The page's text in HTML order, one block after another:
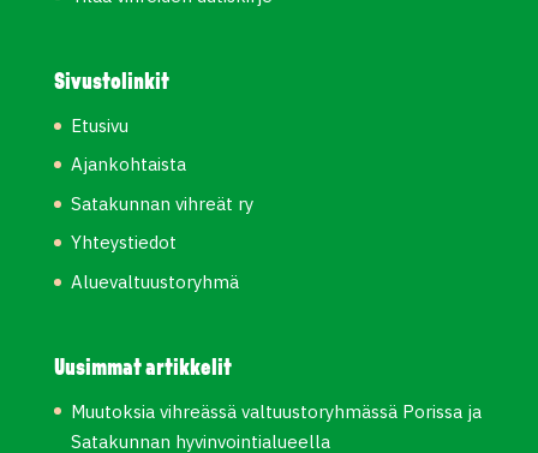
Sivustolinkit
Etusivu
Ajankohtaista
Satakunnan vihreät ry
Yhteystiedot
Aluevaltuustoryhmä
Uusimmat artikkelit
Muutoksia vihreässä valtuustoryhmässä Porissa ja
Satakunnan hyvinvointialueella